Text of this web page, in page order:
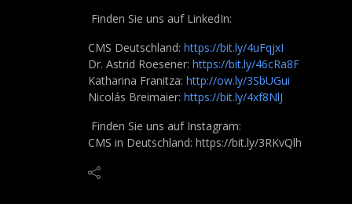
Finden Sie uns auf LinkedIn:
CMS Deutschland: https://bit.ly/4uFqjxI
Dr. Astrid Roesener: https://bit.ly/46cRa8F
Katharina Franitza: http://ow.ly/3SbUGui
Nicolás Breimaier: https://bit.ly/4xf8NlJ
Finden Sie uns auf Instagram:
CMS in Deutschland: https://bit.ly/3RKvQlh